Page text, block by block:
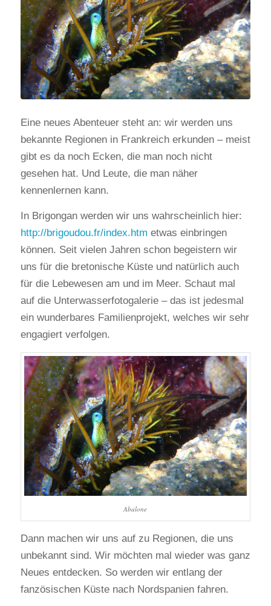
Eine neues Abenteuer steht an: wir werden uns
bekannte Regionen in Frankreich erkunden – meist
gibt es da noch Ecken, die man noch nicht
gesehen hat. Und Leute, die man näher
kennenlernen kann.
In Brigongan werden wir uns wahrscheinlich hier:
http://brigoudou.fr/index.htm etwas einbringen
können. Seit vielen Jahren schon begeistern wir
uns für die bretonische Küste und natürlich auch
für die Lebewesen am und im Meer. Schaut mal
auf die Unterwasserfotogalerie – das ist jedesmal
ein wunderbares Familienprojekt, welches wir sehr
engagiert verfolgen.
Abalone
Dann machen wir uns auf zu Regionen, die uns
unbekannt sind. Wir möchten mal wieder was ganz
Neues entdecken. So werden wir entlang der
fanzösischen Küste nach Nordspanien fahren.